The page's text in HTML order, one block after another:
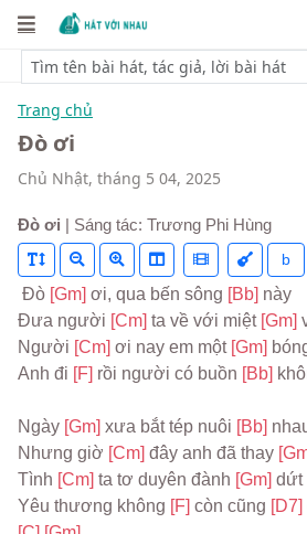
Trang chủ
Đò ơi
Chủ Nhật, tháng 5 04, 2025
Đò ơi | Sáng tác: Trương Phi Hùng
b
Đò [Gm] ơi, qua bến sông [Bb] này
Đưa người [Cm] ta về với miệt [Gm]
Người [Cm] ơi nay em một [Gm]
Anh đi [F] rồi người có buồn [Bb]
Ngày [Gm] xưa bắt tép nuôi [Bb]
Nhưng giờ [Cm] đây anh đã thay
Tình [Cm] ta tơ duyên đành [Gm] dứt
Yêu thương không [F] còn cũng [D7]